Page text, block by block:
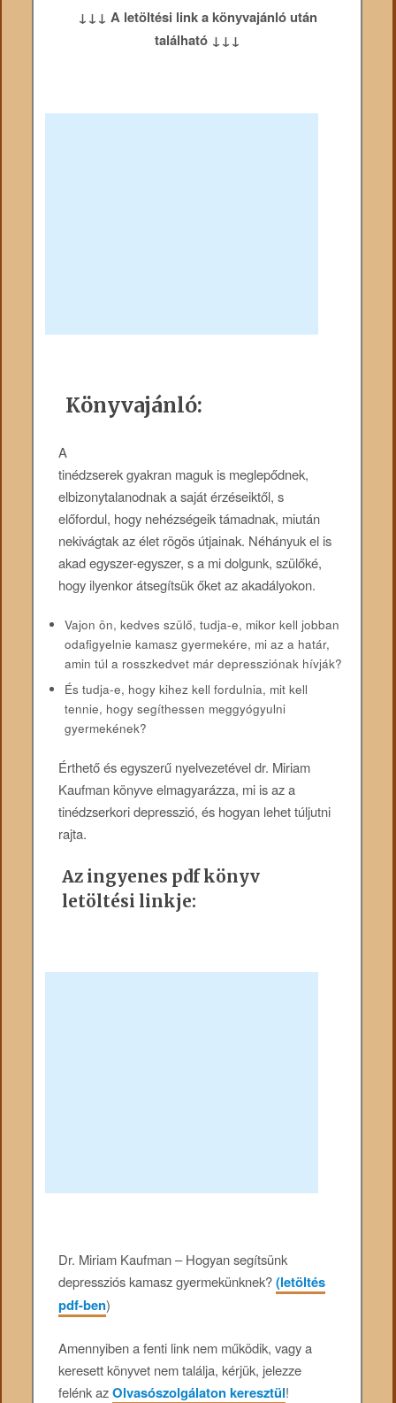
↓↓↓ A letöltési link a könyvajánló után
található ↓↓↓
Könyvajánló:
A
tinédzserek gyakran maguk is meglepődnek,
elbizonytalanodnak a saját érzéseiktől, s
előfordul, hogy nehézségeik támadnak, miután
nekivágtak az élet rögös útjainak. Néhányuk el is
akad egyszer-egyszer, s a mi dolgunk, szülőké,
hogy ilyenkor átsegítsük őket az akadályokon.
Vajon ön, kedves szülő, tudja-e, mikor kell jobban
odafigyelnie kamasz gyermekére, mi az a határ,
amin túl a rosszkedvet már depressziónak hívják?
És tudja-e, hogy kihez kell fordulnia, mit kell
tennie, hogy segíthessen meggyógyulni
gyermekének?
Érthető és egyszerű nyelvezetével dr. Miriam
Kaufman könyve elmagyarázza, mi is az a
tinédzserkori depresszió, és hogyan lehet túljutni
rajta.
Az ingyenes pdf könyv
letöltési linkje:
Dr. Miriam Kaufman – Hogyan segítsünk
depressziós kamasz gyermekünknek?(letöltés
pdf-ben)
Amennyiben a fenti link nem működik, vagy a
keresett könyvet nem találja, kérjük, jelezze
felénk azOlvasószolgálaton keresztül!